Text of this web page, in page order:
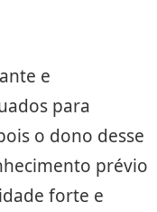
e
para
o dono desse
prévio
forte e